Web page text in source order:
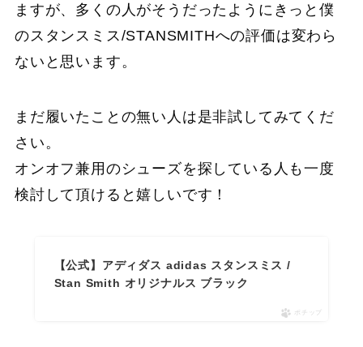
ますが、多くの人がそうだったようにきっと僕
のスタンスミス/STANSMITHへの評価は変わら
ないと思います。
まだ履いたことの無い人は是非試してみてくだ
さい。
オンオフ兼用のシューズを探している人も一度
検討して頂けると嬉しいです！
【公式】アディダス adidas スタンスミス /
Stan Smith オリジナルス ブラック
ポチップ